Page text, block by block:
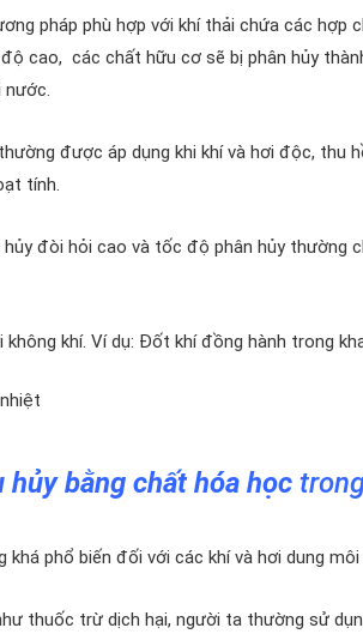
pháp phù hợp với khí thải chứa các hợp
cao, các chất hữu cơ sẽ bị phân hủy
nước.
được áp dụng khi khí và hơi độc,
tính.
đòi hỏi cao và tốc độ phân hủy thường
khí. Ví dụ: Đốt khí đồng hành trong
bằng chất hóa học
phổ biến đối với các khí và hơi dung
thuốc trừ dịch hại, người ta thường sử